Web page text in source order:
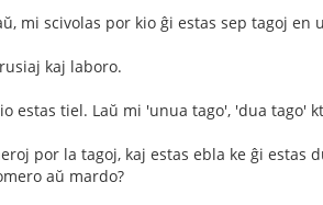
mi scivolas por kio ĝi estas sep tagoj en
kaj laboro.
estas tiel. Laŭ mi 'unua tago', 'dua tago'
por la tagoj, kaj estas ebla ke ĝi estas
aŭ mardo?